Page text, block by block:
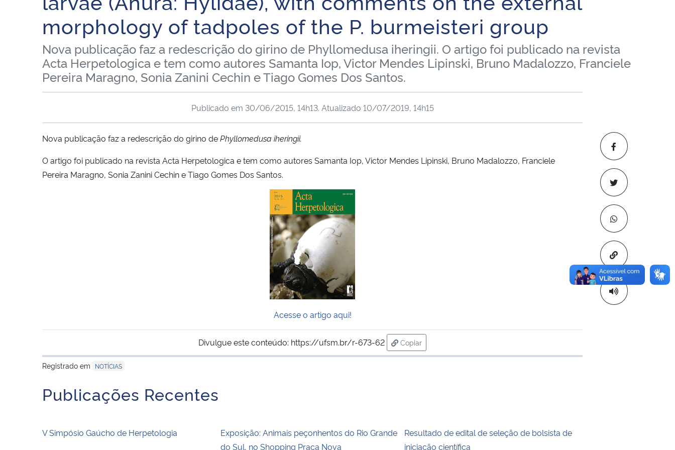
morphology of tadpoles of the P. burmeisteri group
Nova publicação faz a redescrição do girino de Phyllomedusa iheringii. O artigo foi publicado na revista
Acta Herpetologica e tem como autores Samanta Iop, Victor Mendes Lipinski, Bruno Madalozzo, Franciele
Pereira Maragno, Sonia Zanini Cechin e Tiago Gomes Dos Santos.
Copiar para
Publicado em 30/06/2015, 14h13. Atualizado 10/07/2019, 14h15
Nova publicação faz a redescrição do girino dePhyllomedusa iheringii.
O artigo foi publicado na revista Acta Herpetologica e tem como autores Samanta Iop, Victor Mendes Lipinski, Bruno Madalozzo, Franciele
Pereira Maragno, Sonia Zanini Cechin e Tiago Gomes Dos Santos.
Acesse o artigo aqui!
Divulgue este conteúdo: https://ufsm.br/r-673-62
Copiar
para área de transferência
Registrado em
NOTÍCIAS
Publicações Recentes
V Simpósio Gaúcho de Herpetologia
Exposição: Animais peçonhentos do Rio Grande
do Sul, no Shopping Praça Nova
Resultado de edital de seleção de bolsista de
iniciação científica